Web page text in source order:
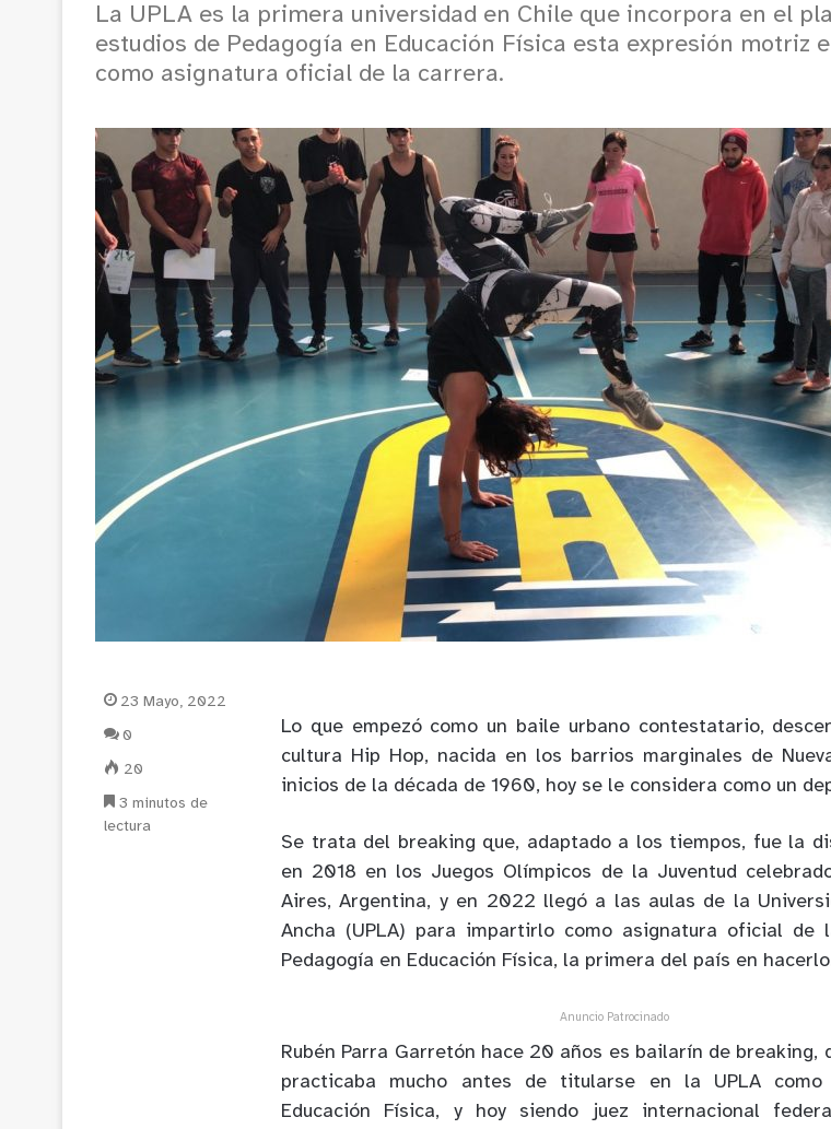
La UPLA es la primera universidad en Chile que incorpora en el
estudios de Pedagogía en Educación Física esta expresión motriz
como asignatura oficial de la carrera.
Lo que empezó como un baile urbano contestatario,
cultura Hip Hop, nacida en los barrios marginales de
inicios de la década de 1960, hoy se le considera como un
Se trata del breaking que, adaptado a los tiempos, fue la
en 2018 en los Juegos Olímpicos de la Juventud
Aires, Argentina, y en 2022 llegó a las aulas de la
Ancha (UPLA) para impartirlo como asignatura oficial de
Pedagogía en Educación Física, la primera del país en
Anuncio Patrocinado
Rubén Parra Garretón hace 20 años es bailarín de breaking,
practicaba mucho antes de titularse en la UPLA
Educación Física, y hoy siendo juez internacional
23 Mayo, 2022
0
20
3 minutos de
lectura